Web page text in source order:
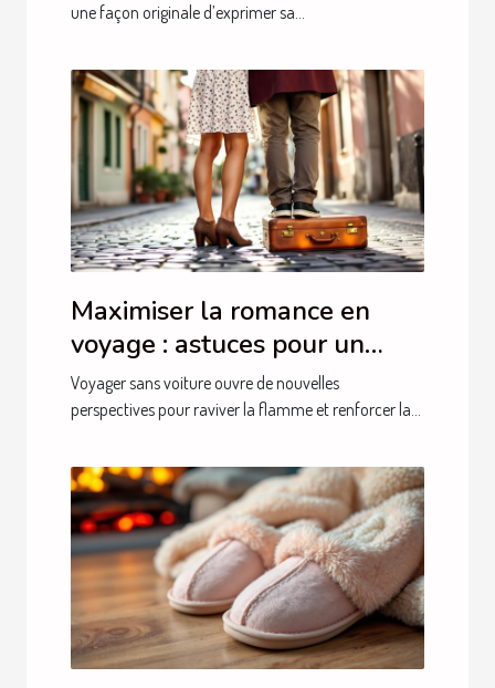
une façon originale d’exprimer sa...
Maximiser la romance en
voyage : astuces pour un
séjour intime sans auto
Voyager sans voiture ouvre de nouvelles
perspectives pour raviver la flamme et renforcer la...